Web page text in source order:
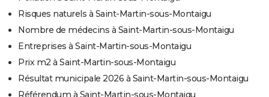
Risques naturels à Saint-Martin-sous-Montaigu
Nombre de médecins à Saint-Martin-sous-Montaigu
Entreprises à Saint-Martin-sous-Montaigu
Prix m2 à Saint-Martin-sous-Montaigu
Résultat municipale 2026 à Saint-Martin-sous-Montaigu
Référendum à Saint-Martin-sous-Montaigu